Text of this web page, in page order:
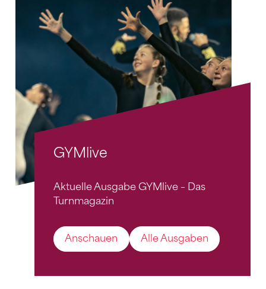
GYMlive
Aktuelle Ausgabe GYMlive – Das
Turnmagazin
Anschauen Alle Ausgaben